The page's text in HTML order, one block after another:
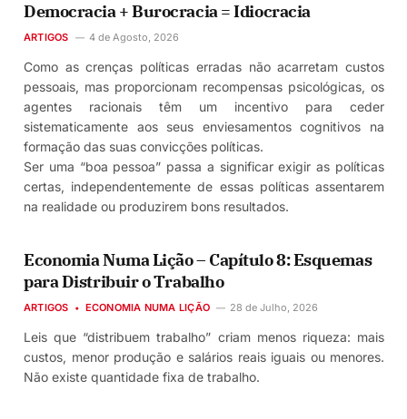
Democracia + Burocracia = Idiocracia
ARTIGOS 4 de Agosto, 2026
Como as crenças políticas erradas não acarretam custos
pessoais, mas proporcionam recompensas psicológicas, os
agentes racionais têm um incentivo para ceder
sistematicamente aos seus enviesamentos cognitivos na
formação das suas convicções políticas.
Ser uma “boa pessoa” passa a significar exigir as políticas
certas, independentemente de essas políticas assentarem
na realidade ou produzirem bons resultados.
Economia Numa Lição – Capítulo 8: Esquemas
para Distribuir o Trabalho
ARTIGOS ECONOMIA NUMA LIÇÃO 28 de Julho, 2026
Leis que “distribuem trabalho” criam menos riqueza: mais
custos, menor produção e salários reais iguais ou menores.
Não existe quantidade fixa de trabalho.